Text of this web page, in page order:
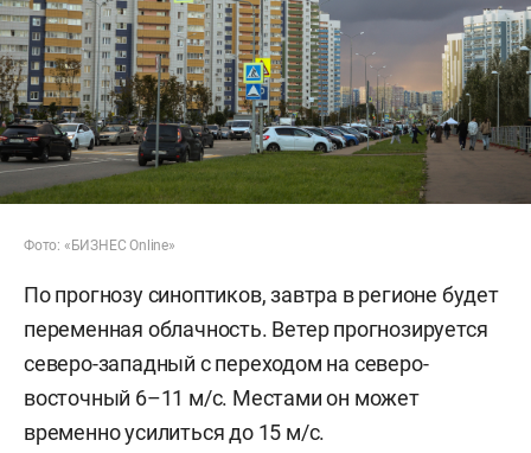
Фото: «БИЗНЕС Online»
По прогнозу синоптиков, завтра в регионе будет
переменная облачность. Ветер прогнозируется
северо-западный с переходом на северо-
восточный 6–11 м/с. Местами он может
временно усилиться до 15 м/с.